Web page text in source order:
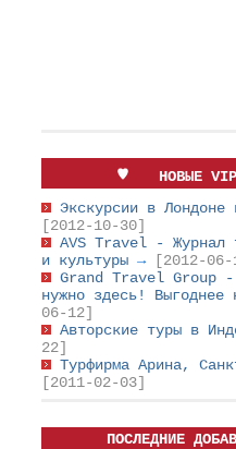
НОВЫЕ
Экскурсии в Лондоне
[2012-10-30]
AVS Travel - Журнал
и культуры →
[2012-06-
Grand Travel Group -
нужно здесь! Выгоднее
06-12]
Авторские туры в
22]
Турфирма Арина,
[2011-02-03]
ПОСЛЕДНИЕ